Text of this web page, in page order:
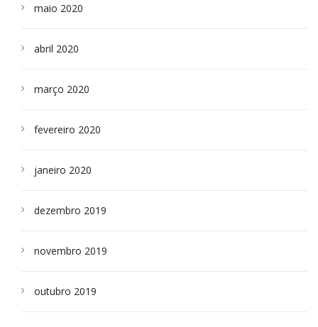
maio 2020
abril 2020
março 2020
fevereiro 2020
janeiro 2020
dezembro 2019
novembro 2019
outubro 2019